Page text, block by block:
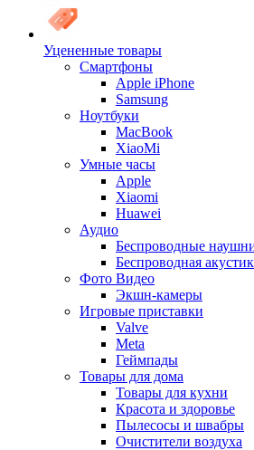
Уцененные товары
Cмартфоны
Apple iPhone
Samsung
Ноутбуки
MacBook
XiaoMi
Умные часы
Apple
Xiaomi
Huawei
Аудио
Беспроводные
Беспроводная
Фото Видео
Экшн-камеры
Игровые приставки
Valve
Meta
Геймпады
Товары для дома
Товары для кухни
Красота и здоровье
Пылесосы и швабры
Очистители воздуха